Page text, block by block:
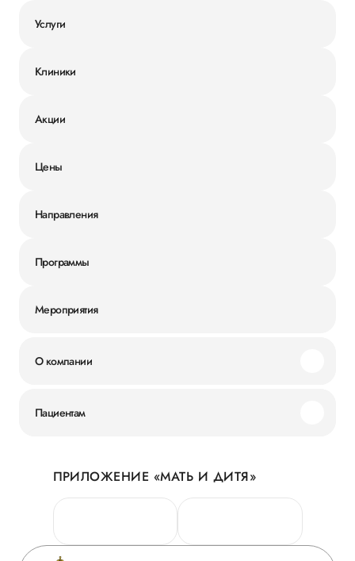
Услуги
Клиники
Акции
Цены
Направления
Программы
Мероприятия
О компании
Новости
Руководство
Сотрудничество
Пациентам
Личный кабинет
Персональные данные
Горячая линия качества
ПРИЛОЖЕНИЕ «МАТЬ И ДИТЯ»